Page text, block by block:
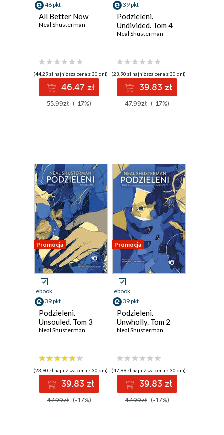
46 pkt
All Better Now
Neal Shusterman
(44,29 zł najniższa cena z 30 dni)
46.47 zł
55.99zł (-17%)
39 pkt
Podzieleni.
Undivided. Tom 4
Neal Shusterman
(23,90 zł najniższa cena z 30 dni)
39.83 zł
47.99zł (-17%)
Promocja
ebook
39 pkt
Podzieleni.
Unsouled. Tom 3
Neal Shusterman
(23,90 zł najniższa cena z 30 dni)
39.83 zł
47.99zł (-17%)
Promocja
ebook
39 pkt
Podzieleni.
Unwholly. Tom 2
Neal Shusterman
(47,99 zł najniższa cena z 30 dni)
39.83 zł
47.99zł (-17%)